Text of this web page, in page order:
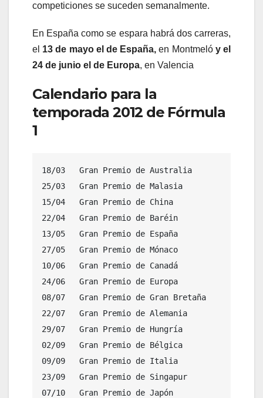
competiciones se suceden semanalmente.
En España como se espara habrá dos carreras,
el 13 de mayo el de España,en Montmelóy el
24 de junio el de Europa, en Valencia
Calendario para la
temporada 2012 de Fórmula
1
18/03	Gran Premio de Australia
25/03	Gran Premio de Malasia
15/04	Gran Premio de China
22/04	Gran Premio de Baréin
13/05	Gran Premio de España
27/05	Gran Premio de Mónaco
10/06	Gran Premio de Canadá
24/06	Gran Premio de Europa
08/07	Gran Premio de Gran Bretaña
22/07	Gran Premio de Alemania
29/07	Gran Premio de Hungría
02/09	Gran Premio de Bélgica
09/09	Gran Premio de Italia
23/09	Gran Premio de Singapur
07/10	Gran Premio de Japón